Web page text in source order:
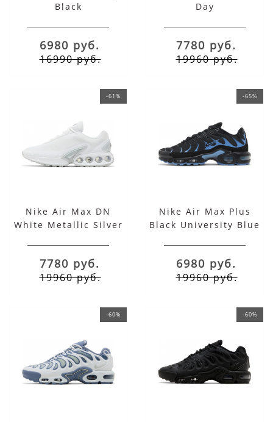
Black
6980 руб.
16990 руб.
Day
7780 руб.
19960 руб.
-61%
Nike Air Max DN
White Metallic Silver
7780 руб.
19960 руб.
-65%
Nike Air Max Plus
Black University Blue
6980 руб.
19960 руб.
-60% -60%